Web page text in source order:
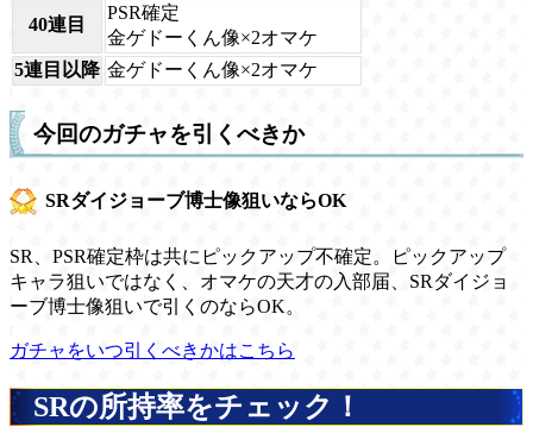
40連目
PSR確定
金ゲドーくん像×2オマケ
5連目以降 金ゲドーくん像×2オマケ
今回のガチャを引くべきか
SRダイジョーブ博士像狙いならOK
SR、PSR確定枠は共にピックアップ不確定。ピックアップ
キャラ狙いではなく、オマケの天才の入部届、SRダイジョ
ーブ博士像狙いで引くのならOK。
ガチャをいつ引くべきかはこちら
SRの所持率をチェック！